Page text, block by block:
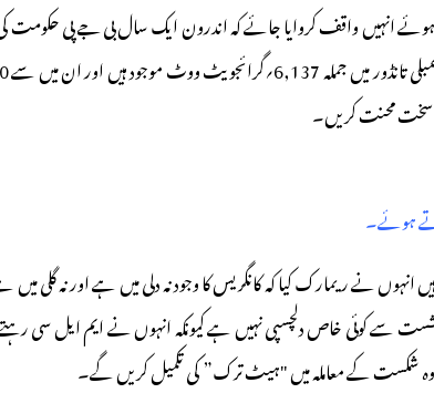
سخت محنت کریں۔
ہوئے۔
نے ریمارک کیا کہ کانگریس کا وجود نہ دلی میں ہے اور نہ گلی
سے کوئی خاص دلچسپی نہیں ہے کیونکہ انہوں نے ایم ایل سی
شکست کے معاملہ میں "ہیٹ ترک” ـ کی تکمیل کریں گے۔